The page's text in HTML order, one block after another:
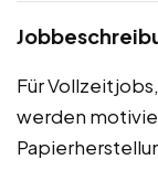
Für
werden